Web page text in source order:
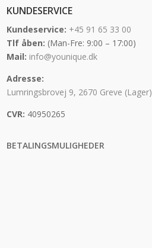
KUNDESERVICE
Kundeservice: +45 91 65 33 00
Tlf åben: (Man-Fre: 9:00 – 17:00)
Mail: info@younique.dk
Adresse:
Lumringsbrovej 9, 2670 Greve (Lager)
CVR: 40950265
BETALINGSMULIGHEDER